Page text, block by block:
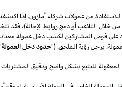
من عمولات شركاء أمازون. إذا
خلال التلاعب أو دمج روابط الإحالة)،
على فرص المشاركين لكسب دخل عمولة
يرجى رؤية الملحق. ("حدود دخل العمولة
للتتبع بشكل واضح ودقيق المشتريات